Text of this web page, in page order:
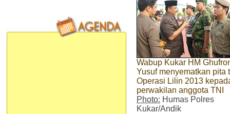
Wabup Kukar HM
Yusuf menyematkan pita
Operasi Lilin 2013
perwakilan anggota TNI
Photo: Humas Polres
Kukar/Andik